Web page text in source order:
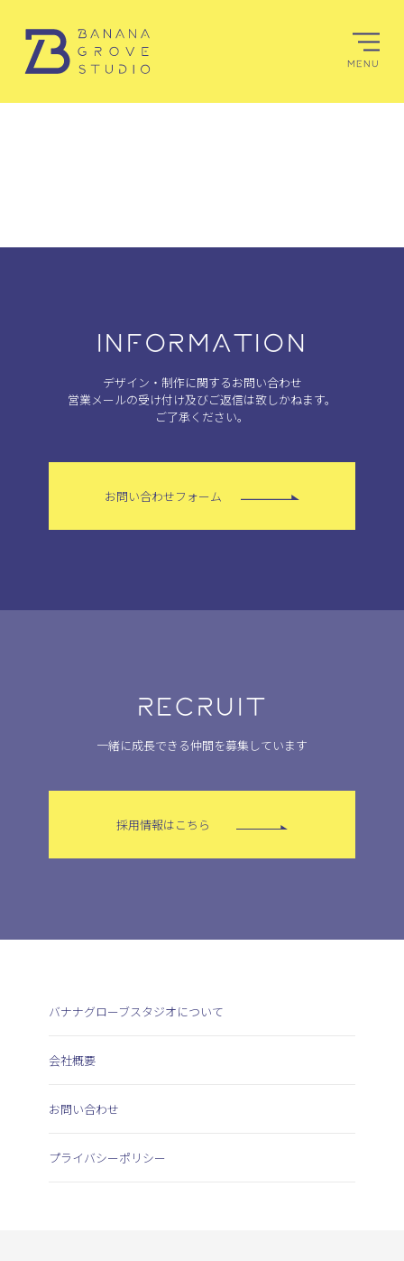
MENU
INFORMATION
デザイン・制作に関するお問い合わせ
営業メールの受け付け及びご返信は致しかねます。
ご了承ください。
お問い合わせフォーム
RECRUIT
一緒に成長できる仲間を募集しています
採用情報はこちら
バナナグローブスタジオについて
会社概要
お問い合わせ
プライバシーポリシー